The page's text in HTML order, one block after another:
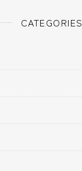
CATEGORIES